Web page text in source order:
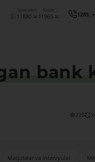
Sotib olish
11880
Sotish
11965 1285,
bank
229
Maqolalar va intervyular